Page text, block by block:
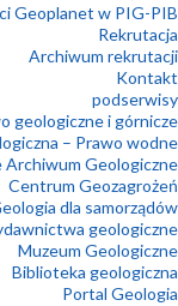
Geoplanet w PIG-PIB
Rekrutacja
Archiwum rekrutacji
Kontakt
podserwisy
geologiczne i górnicze
– Prawo wodne
Archiwum Geologiczne
Centrum Geozagrożeń
dla samorządów
geologiczne
Muzeum Geologiczne
Biblioteka geologiczna
Portal Geologia